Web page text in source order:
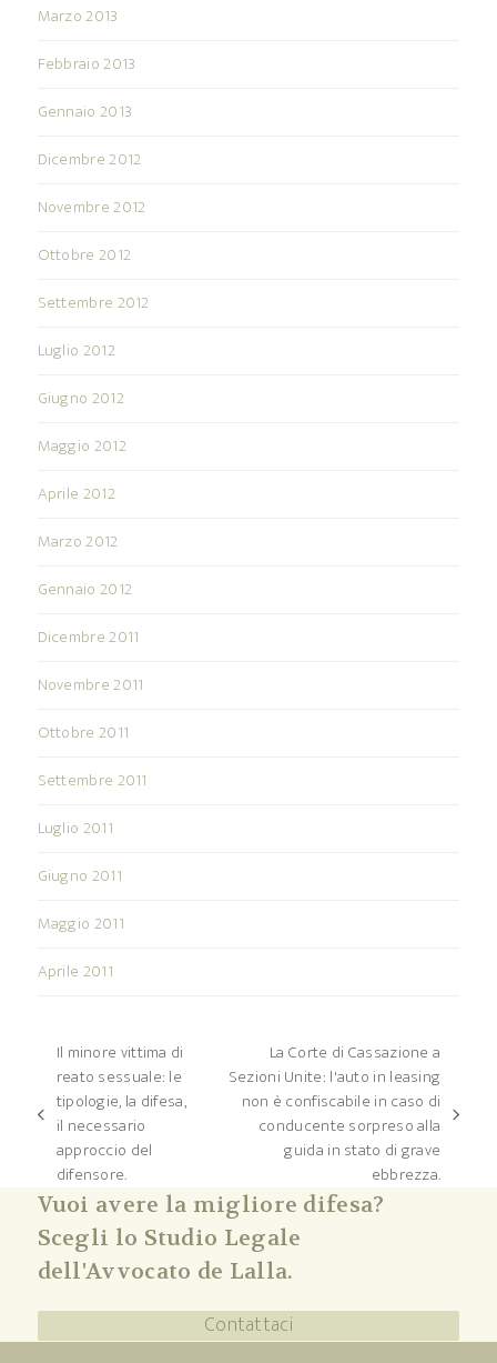
Marzo 2013
Febbraio 2013
Gennaio 2013
Dicembre 2012
Novembre 2012
Ottobre 2012
Settembre 2012
Luglio 2012
Giugno 2012
Maggio 2012
Aprile 2012
Marzo 2012
Gennaio 2012
Dicembre 2011
Novembre 2011
Ottobre 2011
Settembre 2011
Luglio 2011
Giugno 2011
Maggio 2011
Aprile 2011
post
precedente:
Il minore vittima di
reato sessuale: le
tipologie, la difesa,
il necessario
approccio del
difensore.
articolo
successivo:
La Corte di Cassazione a
Sezioni Unite: l'auto in leasing
non è confiscabile in caso di
conducente sorpreso alla
guida in stato di grave
ebbrezza.
Vuoi avere la migliore difesa?
Scegli lo Studio Legale
dell'Avvocato de Lalla.
Contattaci